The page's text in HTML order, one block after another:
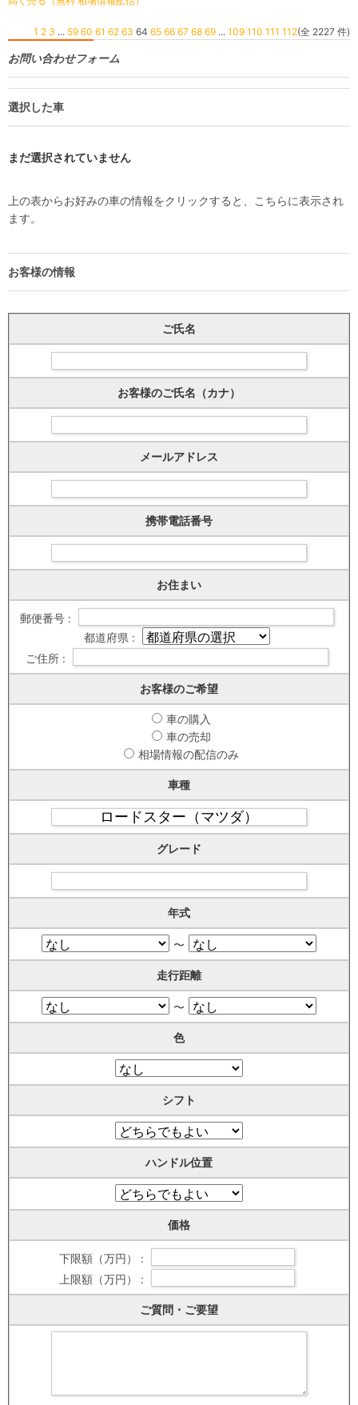
1 2 3 ... 59 60 61 62 63 64 65 66 67 68 69 ... 109 110 111 112(全 2227 件)
お問い合わせフォーム
選択した車
まだ選択されていません
上の表からお好みの車の情報をクリックすると、こちらに表示され
ます。
お客様の情報
ご氏名
お客様のご氏名（カナ）
メールアドレス
携帯電話番号
お住まい
郵便番号 :
都道府県 :
ご住所 :
お客様のご希望
車の購入
車の売却
相場情報の配信のみ
車種
グレード
年式
〜
走行距離
〜
色
シフト
ハンドル位置
価格
下限額（万円） :
上限額（万円） :
ご質問・ご要望